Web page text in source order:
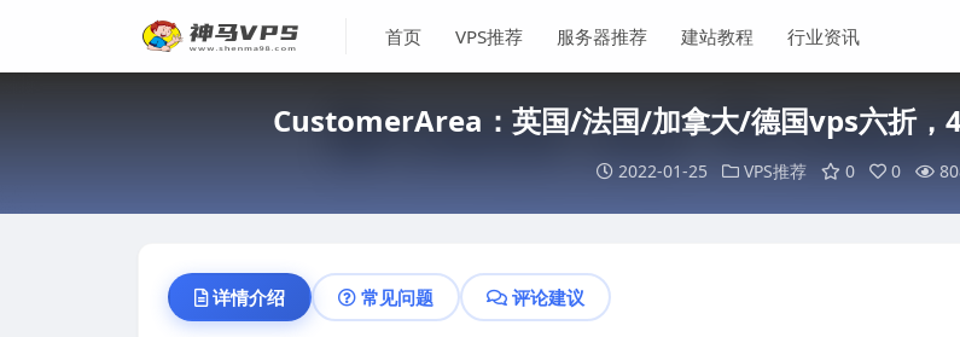
首页 VPS推荐 服务器推荐 建站教程 行业资讯
CustomerArea：英国/法国/加拿大/德国vps六折
2022-01-25 VPS推荐 0 0
详情介绍 常见问题 评论建议